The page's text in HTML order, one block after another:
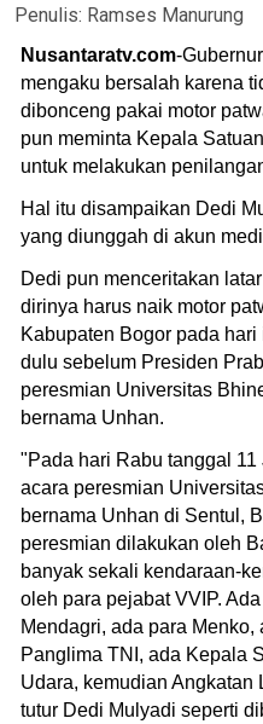
Penulis: Ramses Manurung
Nusantaratv.com-
mengaku bersalah karena
dibonceng pakai motor
pun meminta Kepala
untuk melakukan
Hal itu disampaikan Dedi
yang diunggah di akun
Dedi pun menceritakan
dirinya harus naik motor
Kabupaten Bogor pada
dulu sebelum Presiden
peresmian Universitas
bernama Unhan.
"Pada hari Rabu tanggal
acara peresmian
bernama Unhan di Sentul,
peresmian dilakukan oleh
banyak sekali kendaraan-
oleh para pejabat VVIP.
Mendagri, ada para Menko,
Panglima TNI, ada Kepala
Udara, kemudian Angkatan
tutur Dedi Mulyadi seperti